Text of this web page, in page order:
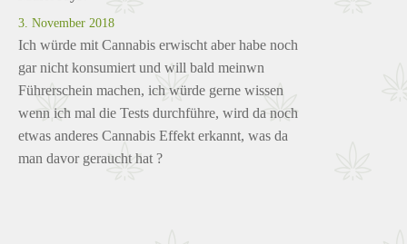
3. November 2018
Ich würde mit Cannabis erwischt aber habe noch
gar nicht konsumiert und will bald meinwn
Führerschein machen, ich würde gerne wissen
wenn ich mal die Tests durchführe, wird da noch
etwas anderes Cannabis Effekt erkannt, was da
man davor geraucht hat ?